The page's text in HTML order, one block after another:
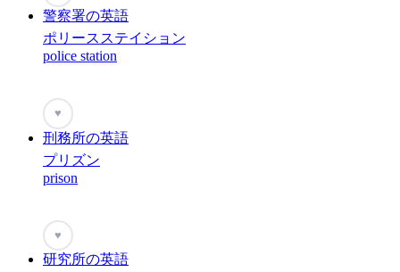
警察署の英語
ポリースステイション
police station
♥
刑務所の英語
プリズン
prison
♥
研究所の英語